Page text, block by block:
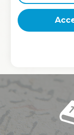
deviennent vos
équipe, un